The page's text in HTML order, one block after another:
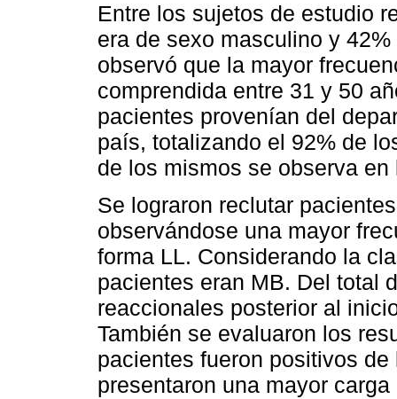
Entre los sujetos de estudio
era de sexo masculino y
observó que la mayor
comprendida entre 31 y 50
pacientes provenían del
país, totalizando el 92% de
de los mismos se observa
Se lograron reclutar
observándose una mayor
forma LL. Considerando la
pacientes eran MB. Del total
reaccionales posterior al
También se evaluaron los
pacientes fueron positivos
presentaron una mayor carga